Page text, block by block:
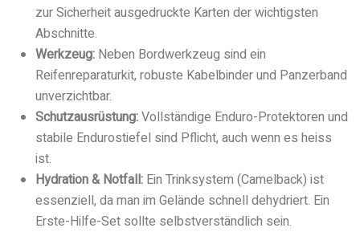
zur Sicherheit ausgedruckte Karten der wichtigsten
Abschnitte.
Werkzeug: Neben Bordwerkzeug sind ein
Reifenreparaturkit, robuste Kabelbinder und Panzerband
unverzichtbar.
Schutzausrüstung:Vollständige Enduro-Protektoren und
stabile Endurostiefel sind Pflicht, auch wenn es heiss
ist.
Hydration & Notfall: Ein Trinksystem (Camelback) ist
essenziell, da man im Gelände schnell dehydriert. Ein
Erste-Hilfe-Set sollte selbstverständlich sein.